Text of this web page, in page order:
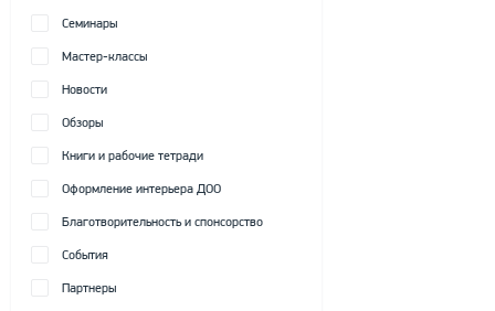
Семинары
Мастер-классы
Новости
Обзоры
Книги и рабочие тетради
Оформление интерьера ДОО
Благотворительность и спонсорство
События
Партнеры